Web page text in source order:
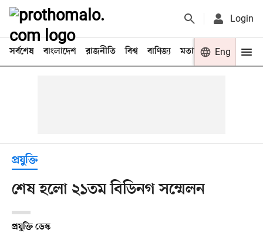
Login
সর্বশেষ বাংলাদেশ রাজনীতি বিশ্ব বাণিজ্য মতামত খেলা
Eng
প্রযুক্তি
শেষ হলো ২১তম বিডিনগ সম্মেলন
প্রযুক্তি ডেস্ক